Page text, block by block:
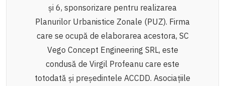
și 6, sponsorizare pentru realizarea
Planurilor Urbanistice Zonale (PUZ). Firma
care se ocupă de elaborarea acestora, SC
Vego Concept Engineering SRL, este
condusă de Virgil Profeanu care este
totodată și președintele ACCDD. Asociațiile